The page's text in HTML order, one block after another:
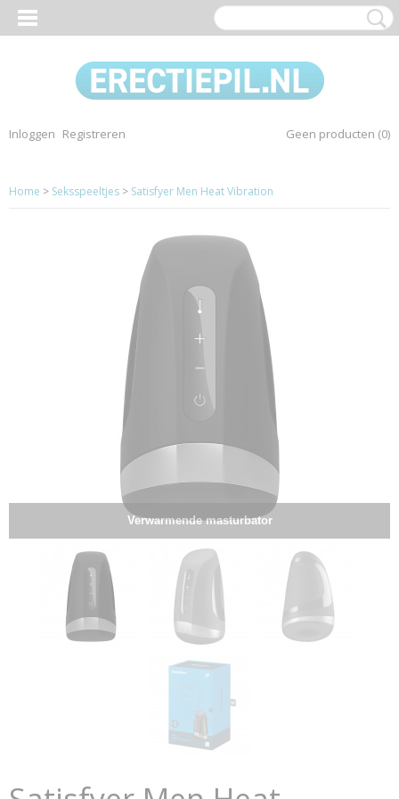
Inloggen Registreren Geen producten (0)
Home > Seksspeeltjes > Satisfyer Men Heat Vibration
Verwarmende masturbator